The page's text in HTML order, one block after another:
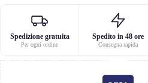
Spedizione gratuita
Per ogni ordine
Spedito in 48 ore
Consegna rapida